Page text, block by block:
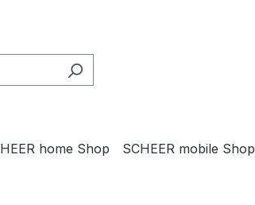
home Shop SCHEER mobile Shop